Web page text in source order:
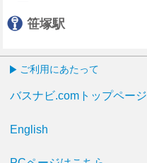
笹塚駅
ご利用にあたって
バスナビ.comトップページ
English